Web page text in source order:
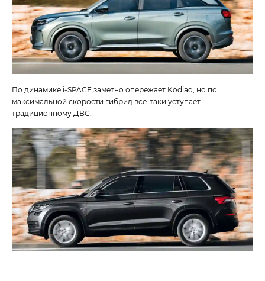
По динамике i‑SPACE заметно опережает Kodiaq, но по
максимальной скорости гибрид все-таки уступает
традиционному ДВС.